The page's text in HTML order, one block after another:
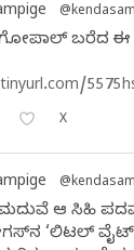
ಬರೆದ ಈ
X
ಆ ಸಿಹಿ
‘ಲಿಟಲ್ ವೈಟ್